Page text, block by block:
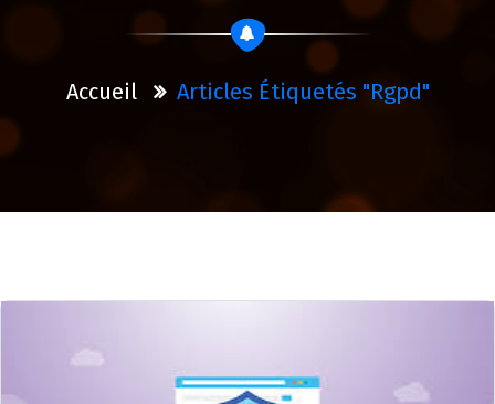
Accueil Articles Étiquetés "rgpd"